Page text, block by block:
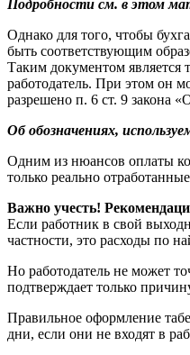
Подробности см. в этом
Однако для того, чтобы
быть соответствующим
Таким документом является
работодатель. При этом он
разрешено п. 6 ст. 9 закона
Об обозначениях,
Одним из нюансов оплаты
только реально
Важно учесть!
Если работник в свой
частности, это расходы по
Но работодатель не может
подтверждает только
Правильное оформление
дни, если они не входят в